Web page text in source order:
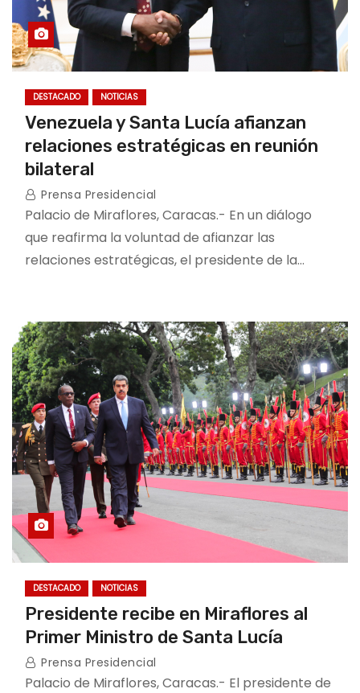
DESTACADO NOTICIAS
Venezuela y Santa Lucía afianzan
relaciones estratégicas en reunión
bilateral
Prensa Presidencial
Palacio de Miraflores, Caracas.- En un diálogo
que reafirma la voluntad de afianzar las
relaciones estratégicas, el presidente de la…
DESTACADO NOTICIAS
Presidente recibe en Miraflores al
Primer Ministro de Santa Lucía
Prensa Presidencial
Palacio de Miraflores, Caracas.- El presidente de